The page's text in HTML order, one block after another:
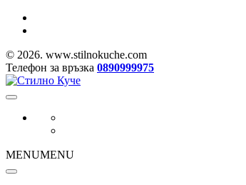
© 2026. www.stilnokuche.com
Телефон за връзка 0890999975
MENUMENU